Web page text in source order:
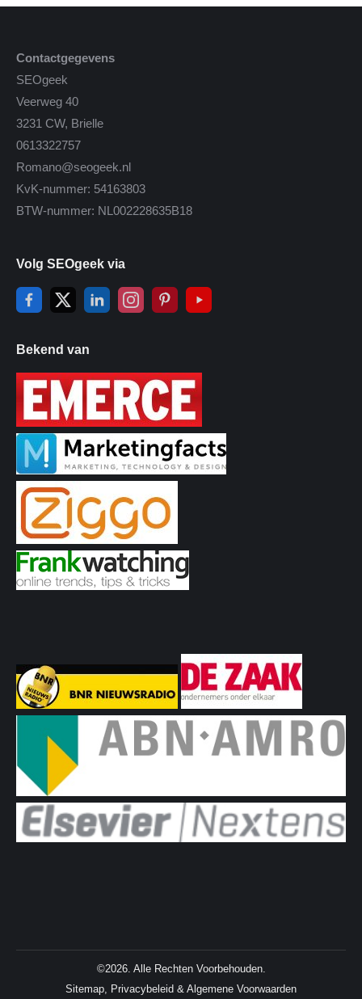
Contactgegevens
SEOgeek
Veerweg 40
3231 CW, Brielle
0613322757
Romano@seogeek.nl
KvK-nummer: 54163803
BTW-nummer: NL002228635B18
Volg SEOgeek via
Bekend van
©2026. Alle Rechten Voorbehouden.
Sitemap, Privacybeleid & Algemene Voorwaarden